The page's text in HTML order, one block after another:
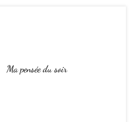
Ma pensée du soir